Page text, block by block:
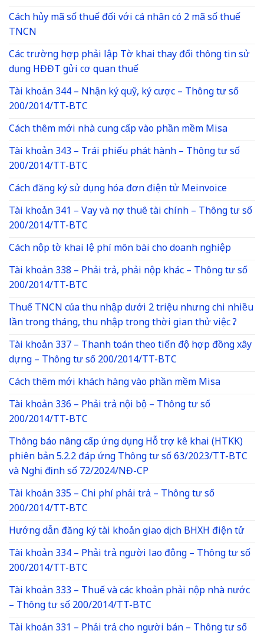
Cách hủy mã số thuế đối với cá nhân có 2 mã số thuế
TNCN
Các trường hợp phải lập Tờ khai thay đổi thông tin sử
dụng HĐĐT gửi cơ quan thuế
Tài khoản 344 – Nhận ký quỹ, ký cược – Thông tư số
200/2014/TT-BTC
Cách thêm mới nhà cung cấp vào phần mềm Misa
Tài khoản 343 – Trái phiếu phát hành – Thông tư số
200/2014/TT-BTC
Cách đăng ký sử dụng hóa đơn điện tử Meinvoice
Tài khoản 341 – Vay và nợ thuê tài chính – Thông tư số
200/2014/TT-BTC
Cách nộp tờ khai lệ phí môn bài cho doanh nghiệp
Tài khoản 338 – Phải trả, phải nộp khác – Thông tư số
200/2014/TT-BTC
Thuế TNCN của thu nhập dưới 2 triệu nhưng chi nhiều
lần trong tháng, thu nhập trong thời gian thử việc ?
Tài khoản 337 – Thanh toán theo tiến độ hợp đồng xây
dựng – Thông tư số 200/2014/TT-BTC
Cách thêm mới khách hàng vào phần mềm Misa
Tài khoản 336 – Phải trả nội bộ – Thông tư số
200/2014/TT-BTC
Thông báo nâng cấp ứng dụng Hỗ trợ kê khai (HTKK)
phiên bản 5.2.2 đáp ứng Thông tư số 63/2023/TT-BTC
và Nghị định số 72/2024/NĐ-CP
Tài khoản 335 – Chi phí phải trả – Thông tư số
200/2014/TT-BTC
Hướng dẫn đăng ký tài khoản giao dịch BHXH điện tử
Tài khoản 334 – Phải trả người lao động – Thông tư số
200/2014/TT-BTC
Tài khoản 333 – Thuế và các khoản phải nộp nhà nước
– Thông tư số 200/2014/TT-BTC
Tài khoản 331 – Phải trả cho người bán – Thông tư số